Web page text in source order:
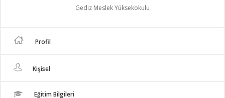
Gediz Meslek Yüksekokulu
Profil
Kişisel
Eğitim Bilgileri